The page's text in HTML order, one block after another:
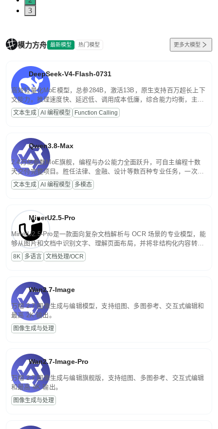
3
模力方舟 最新模型 热门模型 更多大模型
DeepSeek-V4-Flash-0731
高效轻量化MoE模型，总参284B，激活13B，原生支持百万超长上下
文能力。推理速度快、延迟低、调用成本低廉，综合能力均衡，主打
高并发、轻量化任务，适合日常对话、内容创作、基础 RAG、批量
文案处理等普惠刚需场景。
文本生成 AI 编程模型 Function Calling
Qwen3.8-Max
2.4万亿参数MoE旗舰，编程与办公能力全面跃升，可自主编程十数
天交付完整项目。胜任法律、金融、设计等数百种专业任务，一次对
话端到端交付生产级成果。原生视觉理解贯穿规划、执行与验证全流
程，支持超长文档与长视频的深度语义解析。长程任务中自主规划与
文本生成 AI 编程模型 多模态
MinerU2.5-Pro
MinerU2.5-Pro是一款面向复杂文档解析与 OCR 场景的专业模型，能
够从图片和文档中识别文字、理解页面布局，并将非结构化内容转换
为便于存储、检索和二次处理的结构化结果。
8K 多语言 文档处理/OCR
Wan2.7-Image
万相 2.7 图像生成与编辑模型，支持组图、多图参考、交互式编辑和
最高 2K 输出。
图像生成与处理
Wan2.7-Image-Pro
万相 2.7 图像生成与编辑旗舰版，支持组图、多图参考、交互式编辑
和最高 4K 输出。
图像生成与处理